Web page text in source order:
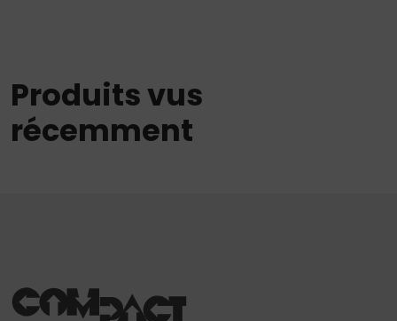
Produits vus
récemment